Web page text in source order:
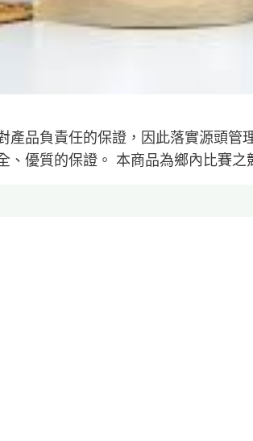
產品負責任的保證，因此落實源頭管
優質的保證。 本商品為鄉內比賽之